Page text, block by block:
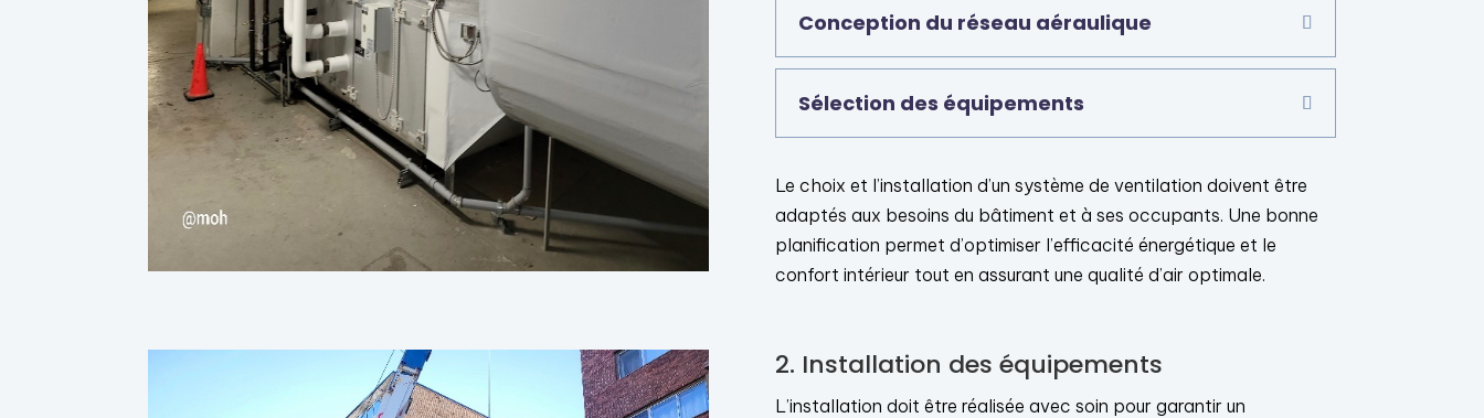
Conception du réseau aéraulique
Sélection des équipements
Le choix et l’installation d’un système de ventilation doivent être
adaptés aux besoins du bâtiment et à ses occupants. Une bonne
planification permet d’optimiser l’efficacité énergétique et le
confort intérieur tout en assurant une qualité d’air optimale.
2. Installation des équipements
L’installation doit être réalisée avec soin pour garantir un